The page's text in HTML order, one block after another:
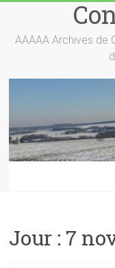
contentAAAAA Archives de
Jour : 7